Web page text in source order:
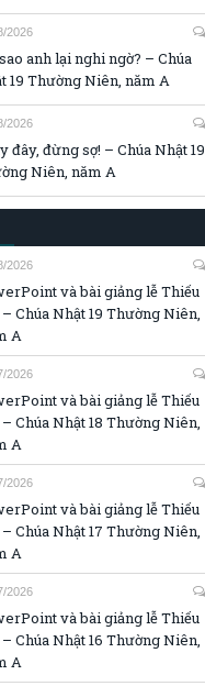
2026
anh lại nghi ngờ? – Chúa
19 Thường Niên, năm A
2026
đây, đừng sợ! – Chúa Nhật 19
Niên, năm A
2026
và bài giảng lễ Thiếu
Chúa Nhật 19 Thường Niên,
A
2026
và bài giảng lễ Thiếu
Chúa Nhật 18 Thường Niên,
A
2026
và bài giảng lễ Thiếu
Chúa Nhật 17 Thường Niên,
A
2026
và bài giảng lễ Thiếu
Chúa Nhật 16 Thường Niên,
A